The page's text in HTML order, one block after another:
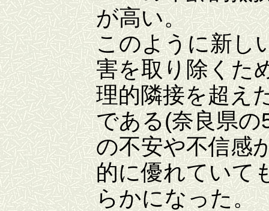
が高い。
このように新し
害を取り除くた
理的隣接を超え
である(奈良県
の不安や不信感
的に優れていて
らかになった。